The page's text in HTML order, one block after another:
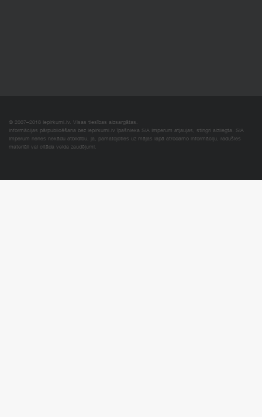
© 2007–2018 Iepirkumi.lv. Visas tiesības aizsargātas.
Informācijas pārpublicēšana bez iepirkumi.lv īpašnieka SIA Imperum atļaujas, stingri aizliegta. SIA
Imperum nenes nekādu atbildību, ja, pamatojoties uz mājas lapā atrodamo informāciju, radušies
materiāli vai citāda veida zaudējumi.